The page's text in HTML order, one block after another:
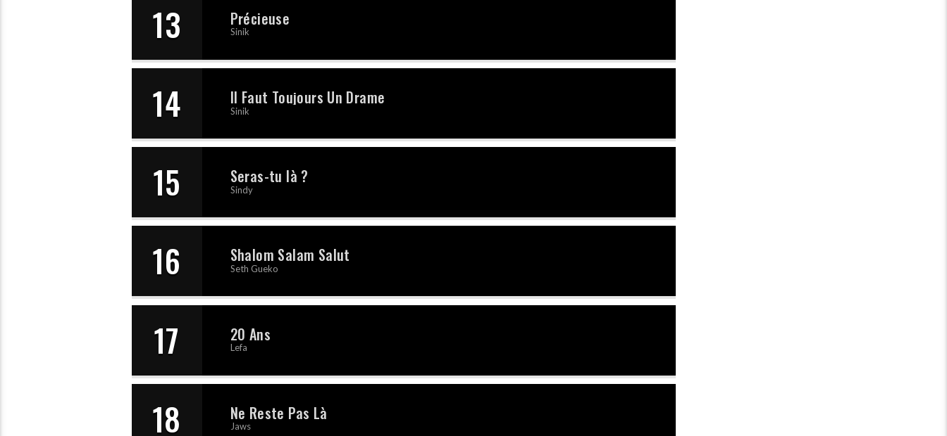
13 Précieuse
Sinik
14 Il Faut Toujours Un Drame
Sinik
15 Seras-tu là ?
Sindy
16 Shalom Salam Salut
Seth Gueko
17 20 Ans
Lefa
18 Ne Reste Pas Là
Jaws